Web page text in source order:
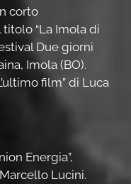
corto
“La Imola di
Due giorni
Imola (BO).
film” di Luca
Energia”,
Lucini.